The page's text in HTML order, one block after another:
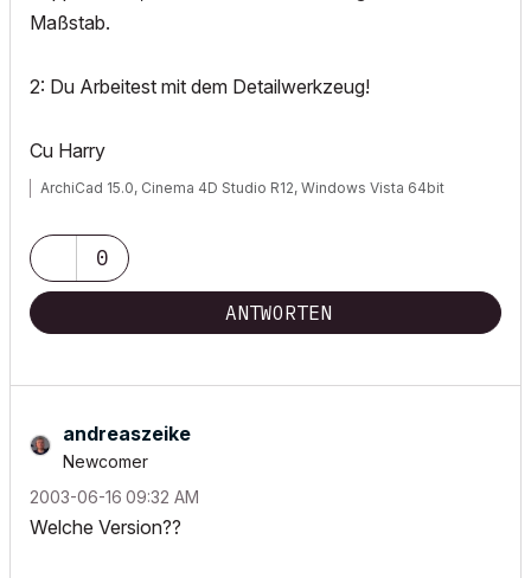
Maßstab.
2: Du Arbeitest mit dem Detailwerkzeug!
Cu Harry
ArchiCad 15.0, Cinema 4D Studio R12, Windows Vista 64bit
0
ANTWORTEN
andreaszeike
Newcomer
‎2003-06-16 09:32 AM
Welche Version??